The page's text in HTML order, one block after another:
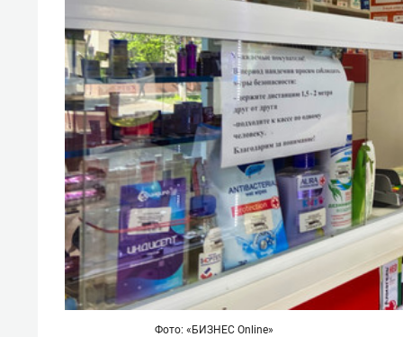
Фото: «БИЗНЕС Online»